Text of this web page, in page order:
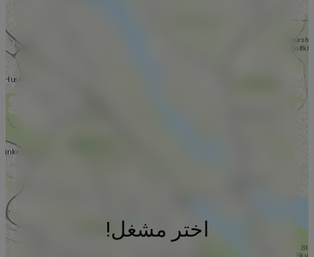
اختر مشغل!